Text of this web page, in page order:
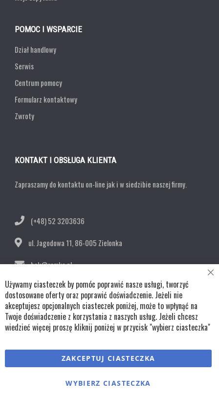
POMOC I WSPARCIE
Dział handlowy
Serwis
Centrum pomocy
Formularz kontaktowy
Zwroty
KONTAKT I OBSŁUGA KLIENTA
Zapraszamy do kontaktu on-line jak i w siedzibie naszej firmy.
(+48) 52 3203636
ul. Jagodowa 11, 86-005 Zielonka
bok@remko.pl
OBSERWUJ NAS
Copyright © wszystkie prawa zastrzeżone TKL Progress
Używamy ciasteczek by pomóc poprawić nasze usługi, tworzyć
dostosowane oferty oraz poprawić doświadczenie. Jeżeli nie
akceptujesz opcjonalnych ciasteczek poniżej, może to wpłynąć na
Twoje doświadczenie z korzystania z naszych usług. Jeżeli chcesz
wiedzieć więcej proszę kliknij poniżej w przycisk "wybierz ciasteczka"
ZAKCEPTUJ CIASTECZKA
WYBIERZ CIASTECZKA